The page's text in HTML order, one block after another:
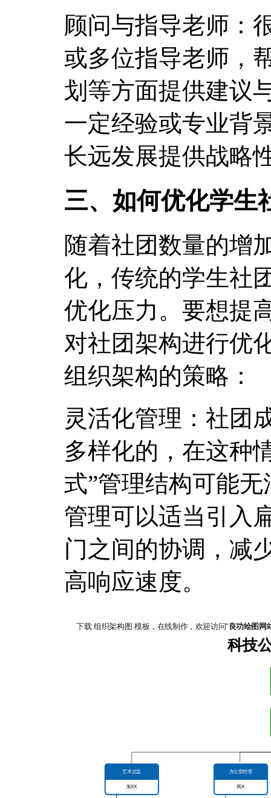
顾问与指导老师：
或多位指导老师，
划等方面提供建议
一定经验或专业背
长远发展提供战略
三、如何优化学生
随着社团数量的增
化，传统的学生社
优化压力。要想提
对社团架构进行优
组织架构的策略：
灵活化管理：社团
多样化的，在这种
式”管理结构可能
管理可以适当引入
门之间的协调，减
高响应速度。